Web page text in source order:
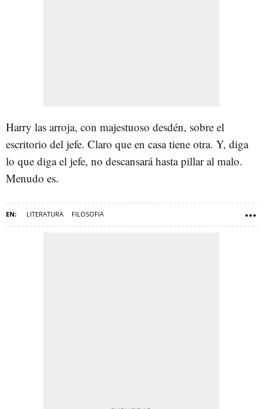
Harry las arroja, con majestuoso desdén, sobre el
escritorio del jefe. Claro que en casa tiene otra. Y, diga
lo que diga el jefe, no descansará hasta pillar al malo.
Menudo es.
LITERATURA FILOSOFIA